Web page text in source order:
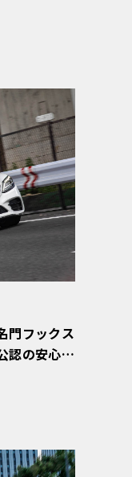
門フックス
認の安心
PR〉